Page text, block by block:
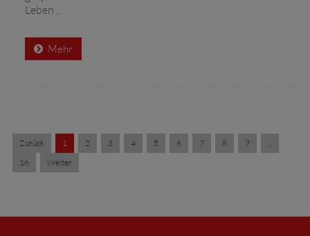
Leben ...
Mehr
Zurück 1 2 3 4 5 6 7 8 9
16
Weiter